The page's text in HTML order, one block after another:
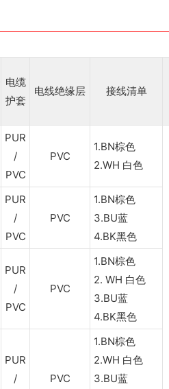
电缆
护套
电线绝缘层 接线清单
PUR
/
PVC
PVC
1.BN棕色
2.WH 白色
PUR
/
PVC
PVC
1.BN棕色
3.BU蓝
4.BK黑色
PUR
/
PVC
PVC
1.BN棕色
2. WH 白色
3.BU蓝
4.BK黑色
PUR
/
PVC
1.BN棕色
2.WH 白色
3.BU蓝